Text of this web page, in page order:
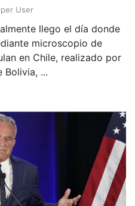
User
llego el día donde
microscopio de
en Chile, realizado por
Bolivia, ...